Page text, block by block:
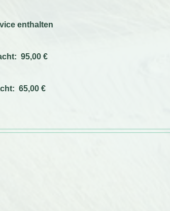
enthalten
95,00 €
65,00 €